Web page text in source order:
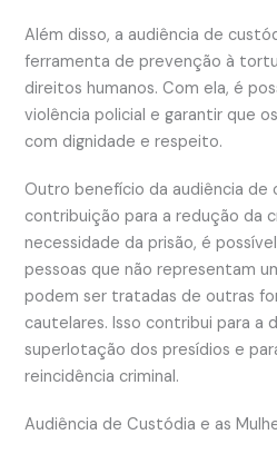
Além disso, a audiência de
ferramenta de prevenção à
direitos humanos. Com ela, é
violência policial e garantir que
com dignidade e respeito.
Outro benefício da audiência de
contribuição para a redução da
necessidade da prisão, é
pessoas que não representam
podem ser tratadas de outras
cautelares. Isso contribui para a
superlotação dos presídios e
reincidência criminal.
Audiência de Custódia e as